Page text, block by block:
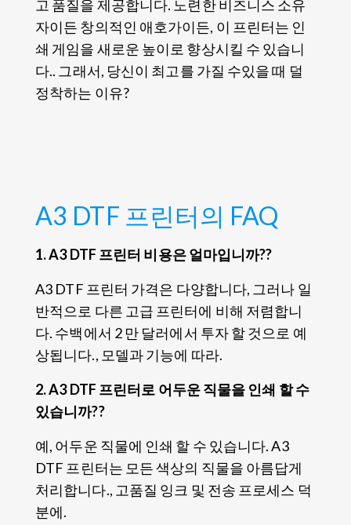
고 품질을 제공합니다. 노련한 비즈니스 소유
자이든 창의적인 애호가이든, 이 프린터는 인
쇄 게임을 새로운 높이로 향상시킬 수 있습니
다.. 그래서, 당신이 최고를 가질 수있을 때 덜
정착하는 이유?
A3 DTF 프린터의 FAQ
1. A3 DTF 프린터 비용은 얼마입니까??
A3 DTF 프린터 가격은 다양합니다, 그러나 일
반적으로 다른 고급 프린터에 비해 저렴합니
다. 수백에서 2 만 달러에서 투자 할 것으로 예
상됩니다., 모델과 기능에 따라.
2. A3 DTF 프린터로 어두운 직물을 인쇄 할 수
있습니까??
예, 어두운 직물에 인쇄 할 수 있습니다. A3
DTF 프린터는 모든 색상의 직물을 아름답게
처리합니다., 고품질 잉크 및 전송 프로세스 덕
분에.